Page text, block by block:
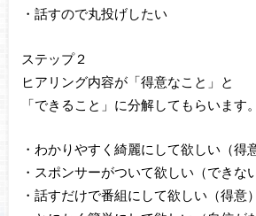
・話すので丸投げしたい
ステップ２
ヒアリング内容が「得意なこと」と
「できること」に分解してもらいます。
・わかりやすく綺麗にして欲しい（得意
・スポンサーがついて欲しい（できない
・話すだけで番組にして欲しい（得意）